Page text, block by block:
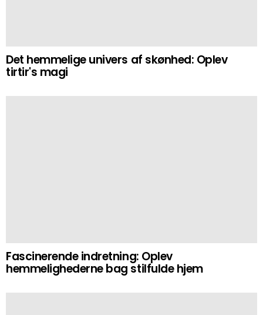
Det hemmelige univers af skønhed: Oplev
tirtir's magi
Fascinerende indretning: Oplev
hemmelighederne bag stilfulde hjem